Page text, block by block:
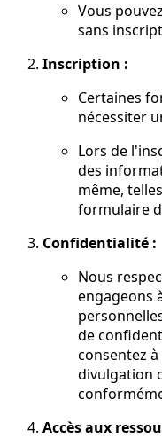
Vous
sans
Inscription :
Certaines
nécessiter
Lors de
des
même,
formulaire
Confidentialité :
Nous
engageons
de
consentez
divulgation
Accès aux